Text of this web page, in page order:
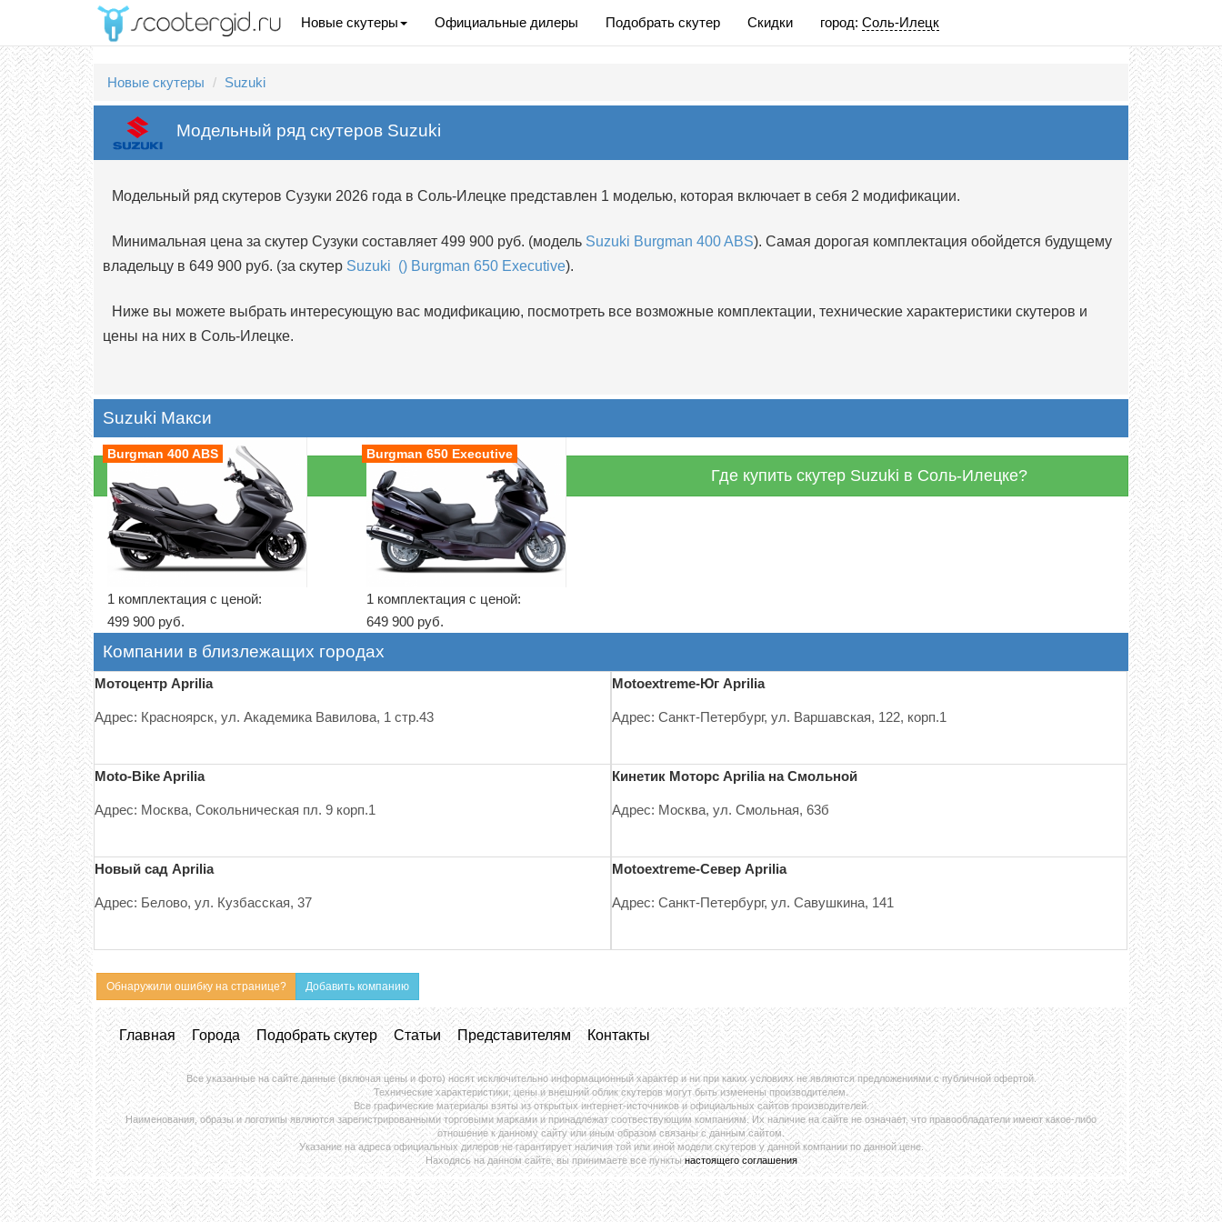
Новые скутеры Официальные дилеры Подобрать скутер Скидки город: Соль-Илецк
Новые скутеры Suzuki
Модельный ряд скутеров Suzuki
Модельный ряд скутеров Сузуки 2026 года в Соль-Илецке представлен 1 моделью, которая включает в себя 2 модификации.
Минимальная цена за скутер Сузуки составляет 499 900 руб. (модель Suzuki Burgman 400 ABS). Самая дорогая комплектация обойдется будущему
владельцу в 649 900 руб. (за скутер Suzuki () Burgman 650 Executive).
Ниже вы можете выбрать интересующую вас модификацию, посмотреть все возможные комплектации, технические характеристики скутеров и
цены на них в Соль-Илецке.
Suzuki Макси
Burgman 400 ABS
1 комплектация с ценой:
499 900 руб.
Burgman 650 Executive
1 комплектация с ценой:
649 900 руб.
Где купить скутер Suzuki в Соль-Илецке?
Компании в близлежащих городах
Мотоцентр Aprilia
Адрес: Красноярск, ул. Академика Вавилова, 1 стр.43
Moto-Bike Aprilia
Адрес: Москва, Сокольническая пл. 9 корп.1
Новый сад Aprilia
Адрес: Белово, ул. Кузбасская, 37
Motoextreme-Юг Aprilia
Адрес: Санкт-Петербург, ул. Варшавская, 122, корп.1
Кинетик Моторс Aprilia на Смольной
Адрес: Москва, ул. Смольная, 63б
Motoextreme-Север Aprilia
Адрес: Санкт-Петербург, ул. Савушкина, 141
Обнаружили ошибку на странице? Добавить компанию
Главная Города Подобрать скутер Статьи Представителям Контакты
Все указанные на сайте данные (включая цены и фото) носят исключительно информационный характер и ни при каких условиях не являются предложениями с публичной офертой.
Технические характеристики, цены и внешний облик скутеров могут быть изменены производителем.
Все графические материалы взяты из открытых интернет-источников и официальных сайтов производителей.
Наименования, образы и логотипы являются зарегистрированными торговыми марками и принадлежат соотвествующим компаниям. Их наличие на сайте не означает, что правообладатели имеют какое-либо
отношение к данному сайту или иным образом связаны с данным сайтом.
Указание на адреса официальных дилеров не гарантирует наличия той или иной модели скутеров у данной компании по данной цене.
Находясь на данном сайте, вы принимаете все пунктынастоящего соглашения